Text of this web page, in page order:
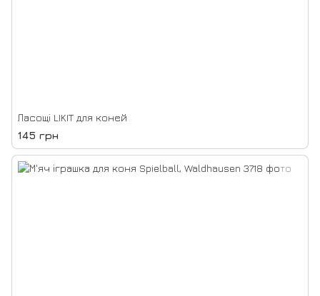
Ласощі LIKIT для коней
145 грн